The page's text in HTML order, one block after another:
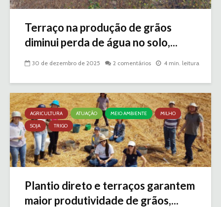
Terraço na produção de grãos
diminui perda de água no solo,...
30 de dezembro de 2025 2 comentários 4 min. leitura
AGRICULTURA ATUAÇÃO MEIO AMBIENTE
MILHO
SOJA
TRIGO
Plantio direto e terraços garantem
maior produtividade de grãos,...